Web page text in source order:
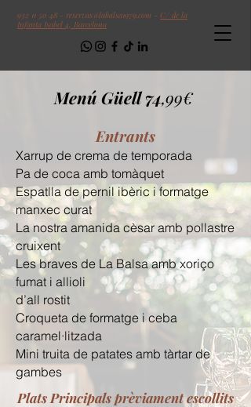
932 11 50 48 - reservas@labalsa1979.com - C/ de la
Infanta Isabel 4, Barcelona
Menú Güell 74,99€
Entrants
Xarrup de crema de temporada
Pa de coca amb tomàquet
Espatlla de pernil ibèric i formatge
manxec curat
La nostra amanida cèsar amb pollastre
cruixent
Les braves de La Balsa amb xoriço
fumat i allioli
d’all rostit
Croqueta de formatge i ceba
caramel·litzada
Mini truita de patates amb tàrtar de
gambes
Plats Principals prèviament escollits